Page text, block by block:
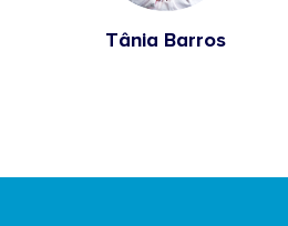
Tânia Barros